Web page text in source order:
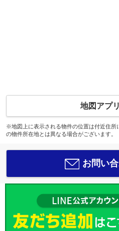
地図アプ
※地図上に表示される物件の位置は付近住所
の物件所在地とは異なる場合がございます。
お問い